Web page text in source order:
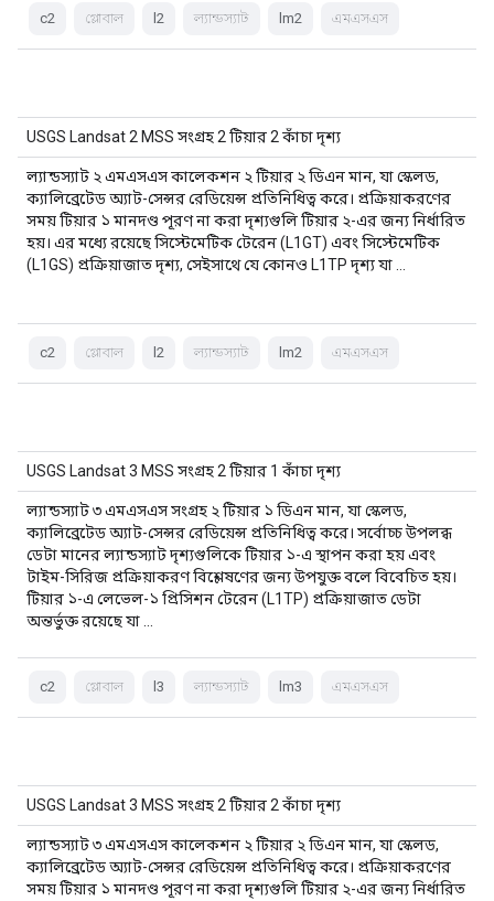
c2 গ্লোবাল l2 ল্যান্ডস্যাট lm2 এমএসএস
USGS Landsat 2 MSS সংগ্রহ 2 টিয়ার 2 কাঁচা দৃশ্য
ল্যান্ডস্যাট ২ এমএসএস কালেকশন ২ টিয়ার ২ ডিএন মান, যা স্কেলড,
ক্যালিব্রেটেড অ্যাট-সেন্সর রেডিয়েন্স প্রতিনিধিত্ব করে। প্রক্রিয়াকরণের
সময় টিয়ার ১ মানদণ্ড পূরণ না করা দৃশ্যগুলি টিয়ার ২-এর জন্য নির্ধারিত
হয়। এর মধ্যে রয়েছে সিস্টেমেটিক টেরেন (L1GT) এবং সিস্টেমেটিক
(L1GS) প্রক্রিয়াজাত দৃশ্য, সেইসাথে যে কোনও L1TP দৃশ্য যা …
c2 গ্লোবাল l2 ল্যান্ডস্যাট lm2 এমএসএস
USGS Landsat 3 MSS সংগ্রহ 2 টিয়ার 1 কাঁচা দৃশ্য
ল্যান্ডস্যাট ৩ এমএসএস সংগ্রহ ২ টিয়ার ১ ডিএন মান, যা স্কেলড,
ক্যালিব্রেটেড অ্যাট-সেন্সর রেডিয়েন্স প্রতিনিধিত্ব করে। সর্বোচ্চ উপলব্ধ
ডেটা মানের ল্যান্ডস্যাট দৃশ্যগুলিকে টিয়ার ১-এ স্থাপন করা হয় এবং
টাইম-সিরিজ প্রক্রিয়াকরণ বিশ্লেষণের জন্য উপযুক্ত বলে বিবেচিত হয়।
টিয়ার ১-এ লেভেল-১ প্রিসিশন টেরেন (L1TP) প্রক্রিয়াজাত ডেটা
অন্তর্ভুক্ত রয়েছে যা …
c2 গ্লোবাল l3 ল্যান্ডস্যাট lm3 এমএসএস
USGS Landsat 3 MSS সংগ্রহ 2 টিয়ার 2 কাঁচা দৃশ্য
ল্যান্ডস্যাট ৩ এমএসএস কালেকশন ২ টিয়ার ২ ডিএন মান, যা স্কেলড,
ক্যালিব্রেটেড অ্যাট-সেন্সর রেডিয়েন্স প্রতিনিধিত্ব করে। প্রক্রিয়াকরণের
সময় টিয়ার ১ মানদণ্ড পূরণ না করা দৃশ্যগুলি টিয়ার ২-এর জন্য নির্ধারিত